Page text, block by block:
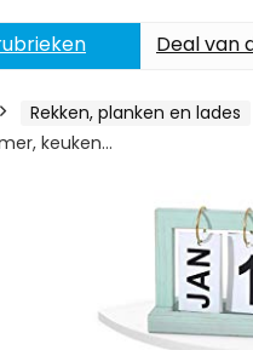
Deal van
Rekken, planken en lades
keuken…